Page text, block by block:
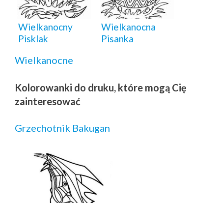
Wielkanocny
Pisklak
Wielkanocna
Pisanka
Wielkanocne
Kolorowanki do druku, które mogą Cię
zainteresować
Grzechotnik Bakugan